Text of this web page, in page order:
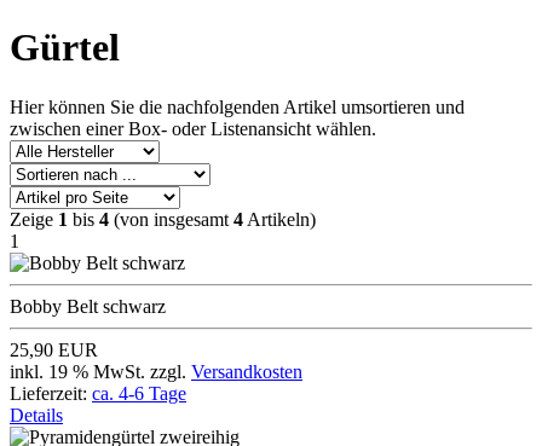
Gürtel
Hier können Sie die nachfolgenden Artikel umsortieren und
zwischen einer Box- oder Listenansicht wählen.
Zeige 1 bis 4 (von insgesamt 4 Artikeln)
1
Bobby Belt schwarz
25,90 EUR
inkl. 19 % MwSt. zzgl. Versandkosten
Lieferzeit: ca. 4-6 Tage
Details